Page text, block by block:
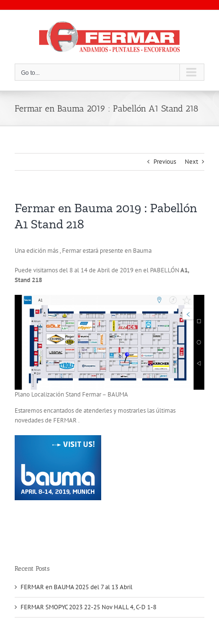
Go to...
Fermar en Bauma 2019 : Pabellón A1 Stand 218
Previous Next
Fermar en Bauma 2019 : Pabellón
A1 Stand 218
Una edición más , Fermar estará presente en Bauma
Puede visitarnos del 8 al 14 de Abril de 2019 en el PABELLÓNA1,
Stand 218
Plano Localización Stand Fermar – BAUMA
Estaremos encantados de atenderles y mostrarles las últimas
novedades de FERMAR .
Recent Posts
FERMAR en BAUMA 2025 del 7 al 13 Abril
FERMAR SMOPYC 2023 22-25 Nov HALL 4, C-D 1-8